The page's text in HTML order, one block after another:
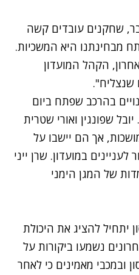
שחקנים עובדים קשה
מבחינתנו היא המשכיות.
הקהל המועדון
שנצליח".
בהרכב שפתח ביום
שפונגין ואורי שטרית
אך הם יישבו על
במועדון. שרן ייני
של המגן הימני
יתחיל להציג את היכולת
נשמעו ביקורות על
ובמכבי מאמינים כי לאחר